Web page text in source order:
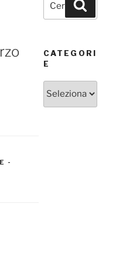
-
CATEGORI
E